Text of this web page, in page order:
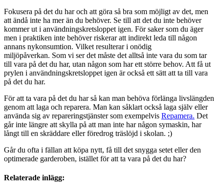
Fokusera på det du har och att göra så bra som möjligt av det, men
att ändå inte ha mer än du behöver. Se till att det du inte behöver
kommer ut i användningskretsloppet igen. För saker som du äger
men i praktiken inte behöver riskerar att indirekt leda till någon
annans nykonsumtion. Vilket resulterar i onödig
miljöpåverkan. Som vi ser det måste det alltså inte vara du som tar
till vara på det du har, utan någon som har ett större behov. Att få ut
prylen i användningskretsloppet igen är också ett sätt att ta till vara
på det du har.
För att ta vara på det du har så kan man behöva förlänga livslängden
genom att laga och reparera. Man kan såklart också laga själv eller
använda sig av repareringstjänster som exempelvis Repamera. Det
går inte längre att skylla på att man inte har någon symaskin, har
långt till en skräddare eller föredrog träslöjd i skolan. ;)
Går du ofta i fällan att köpa nytt, få till det snygga setet eller den
optimerade garderoben, istället för att ta vara på det du har?
Relaterade inlägg: